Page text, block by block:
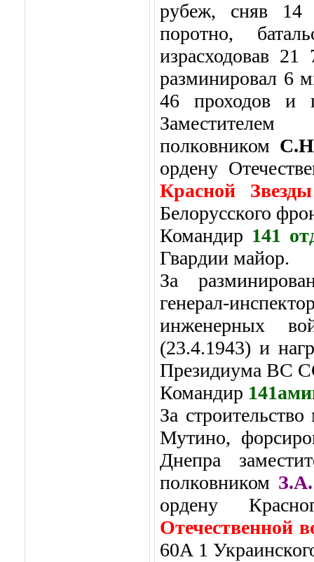
рубеж, сняв 14
поротно,
израсходовав
разминировал 6
46 проходов и
полковником
ордену
Красной
Белорусского
Командир 141
Гвардии майор.
За
генерал-
инженерных
(23.4.1943) и
Президиума ВС
Командир
За
Мутино,
Днепра
полковником
ордену
Отечественной
60А 1